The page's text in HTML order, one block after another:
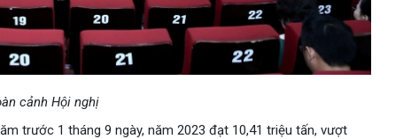
cảnh Hội nghị
trước 1 tháng 9 ngày, năm 2023 đạt 10,41 triệu tấn, vượt